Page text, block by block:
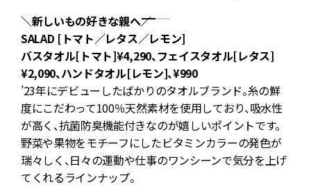
＼新しいもの好きな親へ／
SALAD [トマト／レタス／レモン]
バスタオル[トマト]¥4,290、フェイスタオル[レタス]
¥2,090、ハンドタオル[レモン]、¥990
’23年にデビューしたばかりのタオルブランド。糸の鮮
度にこだわって100％天然素材を使用しており、吸水性
が高く、抗菌防臭機能付きなのが嬉しいポイントです。
野菜や果物をモチーフにしたビタミンカラーの発色が
瑞々しく、日々の運動や仕事のワンシーンで気分を上げ
てくれるラインナップ。